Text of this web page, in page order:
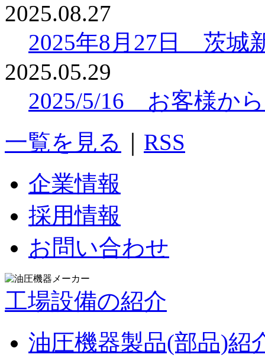
2025.08.27
2025年8月27日 茨城
2025.05.29
2025/5/16 お客様か
一覧を見る
RSS
企業情報
採用情報
お問い合わせ
工場設備の紹介
油圧機器製品(部品)紹